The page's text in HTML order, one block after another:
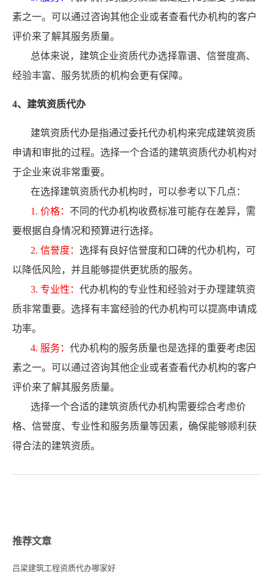
素之一。可以通过咨询其他企业或者查看代办机构的客户
评价来了解其服务质量。
总体来说，建筑企业资质代办选择靠谱、信誉度高、
经验丰富、服务犹质的机构会更有保障。
4、建筑资质代办
建筑资质代办是指通过委托代办机构来完成建筑资质
申请和审批的过程。选择一个合适的建筑资质代办机构对
于企业来说非常重要。
在选择建筑资质代办机构时，可以参考以下几点：
1. 价格： 不同的代办机构收费标准可能存在差异，需
要根据自身情况和预算进行选择。
2. 信誉度： 选择有良好信誉度和口碑的代办机构，可
以降低风险，并且能够提供更犹质的服务。
3. 专业性： 代办机构的专业性和经验对于办理建筑资
质非常重要。选择有丰富经验的代办机构可以提高申请成
功率。
4. 服务： 代办机构的服务质量也是选择的重要考虑因
素之一。可以通过咨询其他企业或者查看代办机构的客户
评价来了解其服务质量。
选择一个合适的建筑资质代办机构需要综合考虑价
格、信誉度、专业性和服务质量等因素，确保能够顺利获
得合法的建筑资质。
推荐文章
吕梁建筑工程资质代办哪家好